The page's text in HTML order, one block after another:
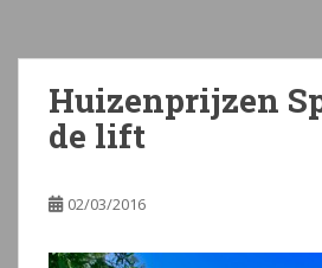
Huizenprijzen
de lift
02/03/2016